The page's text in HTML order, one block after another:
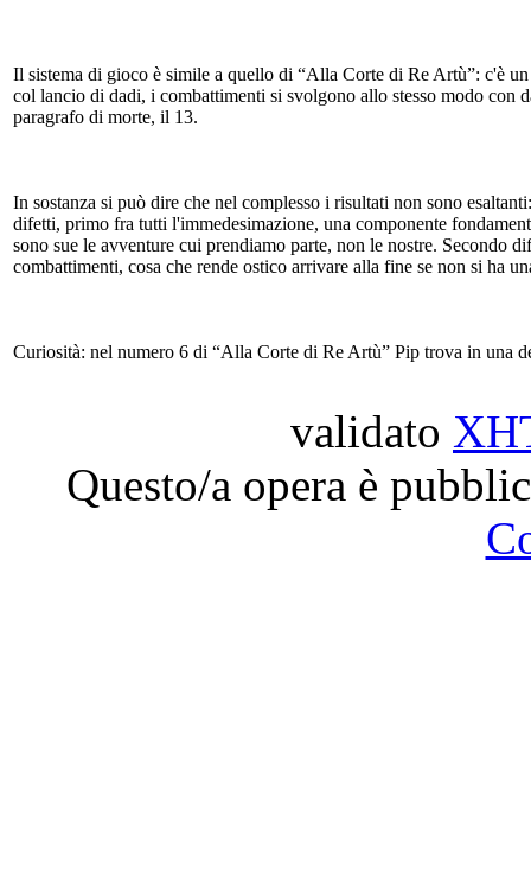
Il sistema di gioco è simile a quello di “Alla Corte di Re Artù”: c'è
col lancio di dadi, i combattimenti si svolgono allo stesso modo
paragrafo di morte, il 13.
In sostanza si può dire che nel complesso i risultati non sono
difetti, primo fra tutti l'immedesimazione, una componente
sono sue le avventure cui prendiamo parte, non le nostre. Secondo
combattimenti, cosa che rende ostico arrivare alla fine se non si ha
Curiosità: nel numero 6 di “Alla Corte di Re Artù” Pip trova in una
validato
Questo/a opera è